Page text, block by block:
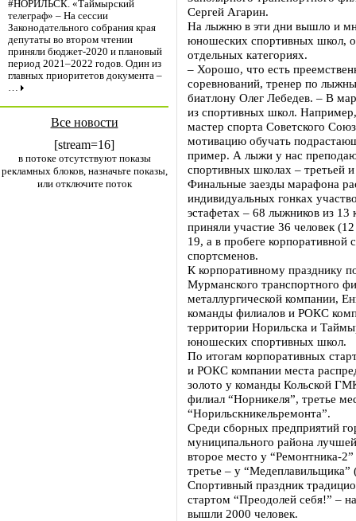
#НОРИЛЬСК. «Таймырский
телеграф» – На сессии
Законодательного собрания края
депутаты во втором чтении
приняли бюджет-2020 и плановый
период 2021–2022 годов. Один из
главных приоритетов документа –
…
Все новости
[stream=16]
в потоке отсутствуют показы
рекламных блоков, назначьте показы,
или отключите поток
Сергей Агарин.
На лыжню в эти дни вышло и
юношеских спортивных школ,
отдельных категориях.
– Хорошо, что есть
соревнований, тренер по
биатлону Олег Лебедев. – В
из спортивных школ.
мастер спорта Советского
мотивацию обучать
пример. А лыжи у нас
спортивных школах – третьей
Финальные заезды марафона
индивидуальных гонках
эстафетах – 68 лыжников из
приняли участие 36 человек
19, а в пробеге корпоративной
спортсменов.
К корпоративному празднику
Мурманского транспортного
металлургической компании,
команды филиалов и РОКС
территории Норильска и
юношеских спортивных школ.
По итогам корпоративных
и РОКС компании места
золото у команды Кольской
филиал “Норникеля”, третье
“Норильскникельремонта”.
Среди сборных предприятий
муниципального района
второе место у “Ремонтника-
третье – у
Спортивный праздник
стартом “Преодолей себя!” –
вышли 2000 человек.